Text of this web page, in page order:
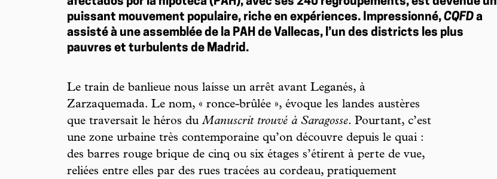
puissant mouvement populaire, riche en expériences. Impressionné, CQFD a
assisté à une assemblée de la PAH de Vallecas, l’un des districts les plus
pauvres et turbulents de Madrid.
Le train de banlieue nous laisse un arrêt avant Leganés, à
Zarzaquemada. Le nom, « ronce-brûlée », évoque les landes austères
que traversait le héros duManuscrit trouvé à Saragosse. Pourtant, c’est
une zone urbaine très contemporaine qu’on découvre depuis le quai :
des barres rouge brique de cinq ou six étages s’étirent à perte de vue,
reliées entre elles par des rues tracées au cordeau, pratiquement